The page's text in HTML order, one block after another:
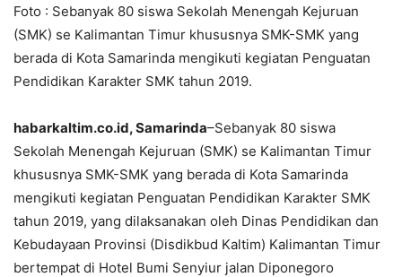
Foto : Sebanyak 80 siswa Sekolah Menengah Kejuruan
(SMK) se Kalimantan Timur khususnya SMK-SMK yang
berada di Kota Samarinda mengikuti kegiatan Penguatan
Pendidikan Karakter SMK tahun 2019.
habarkaltim.co.id, Samarinda–Sebanyak 80 siswa
Sekolah Menengah Kejuruan (SMK) se Kalimantan Timur
khususnya SMK-SMK yang berada di Kota Samarinda
mengikuti kegiatan Penguatan Pendidikan Karakter SMK
tahun 2019, yang dilaksanakan oleh Dinas Pendidikan dan
Kebudayaan Provinsi (Disdikbud Kaltim) Kalimantan Timur
bertempat di Hotel Bumi Senyiur jalan Diponegoro